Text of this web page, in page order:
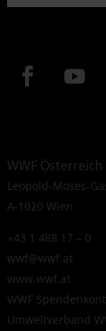
WWF Österreich
Leopold-Moses-
A-1020 Wien
+43 1 488 17 – 0
wwf@wwf.at
www.wwf.at
WWF
Umweltverband